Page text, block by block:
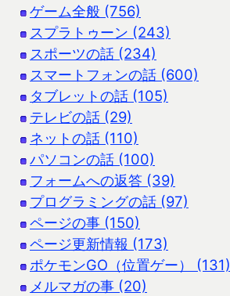
ゲーム全般 (756)
スプラトゥーン (243)
スポーツの話 (234)
スマートフォンの話 (600)
タブレットの話 (105)
テレビの話 (29)
ネットの話 (110)
パソコンの話 (100)
フォームへの返答 (39)
プログラミングの話 (97)
ページの事 (150)
ページ更新情報 (173)
ポケモンGO（位置ゲー） (131)
メルマガの事 (20)